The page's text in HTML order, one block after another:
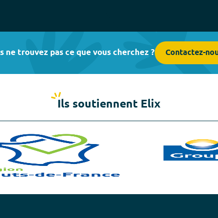
ne trouvez pas ce que vous cherchez ? Contactez-
Ils soutiennent Elix